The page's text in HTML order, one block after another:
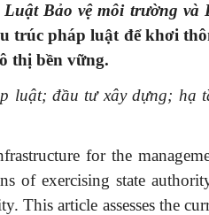
Bảo vệ môi trường và
trúc pháp luật để khơi
thị bền vững.
luật; đầu tư xây dựng; hạ
for the
of exercising state
This article assesses the